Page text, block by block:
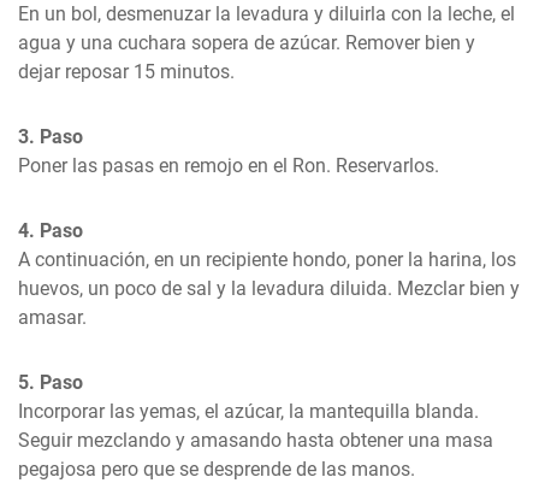
En un bol, desmenuzar la levadura y diluirla con la leche, el
agua y una cuchara sopera de azúcar. Remover bien y
dejar reposar 15 minutos.
3. Paso
Poner las pasas en remojo en el Ron. Reservarlos.
4. Paso
A continuación, en un recipiente hondo, poner la harina, los
huevos, un poco de sal y la levadura diluida. Mezclar bien y
amasar.
5. Paso
Incorporar las yemas, el azúcar, la mantequilla blanda.
Seguir mezclando y amasando hasta obtener una masa
pegajosa pero que se desprende de las manos.